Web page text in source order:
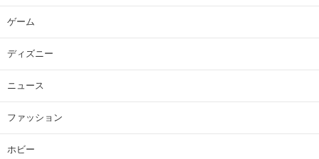
ゲーム
ディズニー
ニュース
ファッション
ホビー